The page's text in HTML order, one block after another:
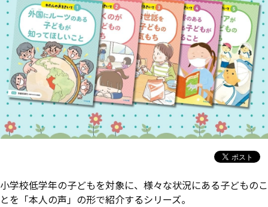
小学校低学年の子どもを対象に、様々な状況にある子どものこ
とを「本人の声」の形で紹介するシリーズ。